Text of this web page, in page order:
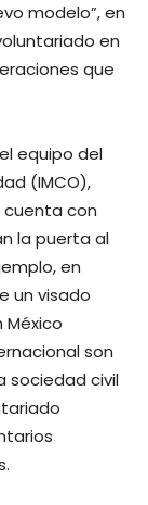
modelo”, en
en
que
equipo del
(IMCO),
cuenta con
la puerta al
en
un visado
México
son
sociedad civil